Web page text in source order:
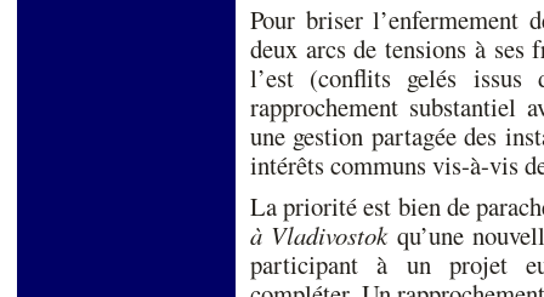
Pour briser l’enfermement
deux arcs de tensions à ses
l’est (conflits gelés issus
rapprochement substantiel
une gestion partagée des
intérêts communs vis-à-vis
La priorité est bien de
à Vladivostokqu’une
participant à un projet